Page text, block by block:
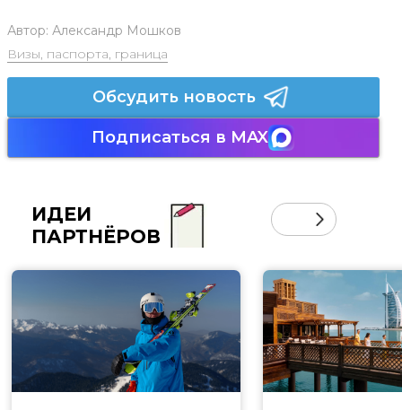
Автор: Александр Мошков
Визы, паспорта, граница
Обсудить новость
Подписаться в MAX
ИДЕИ
ПАРТНЁРОВ